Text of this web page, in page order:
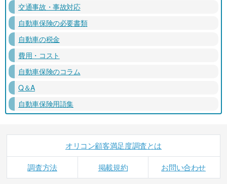
交通事故・事故対応
自動車保険の必要書類
自動車の税金
費用・コスト
自動車保険のコラム
Q＆A
自動車保険用語集
オリコン顧客満足度調査とは
調査方法 掲載規約 お問い合わせ